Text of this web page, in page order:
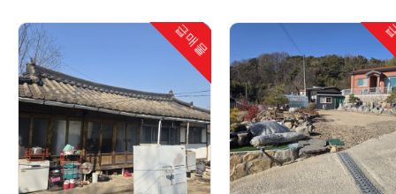
급매물
인기